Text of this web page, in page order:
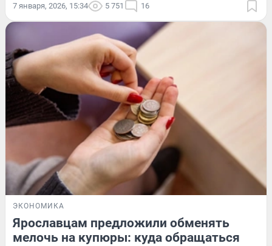
7 января, 2026, 15:34 5 751 16
ЭКОНОМИКА
Ярославцам предложили обменять
мелочь на купюры: куда обращаться